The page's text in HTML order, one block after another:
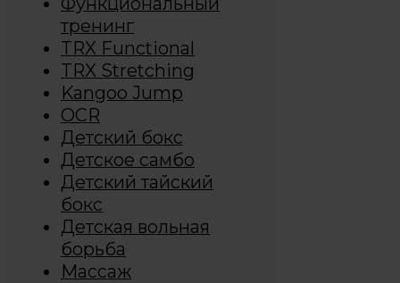
тренинг
TRX Functional
TRX Stretching
Kangoo Jump
OCR
Детский бокс
Детское самбо
Детский тайский
бокс
Детская вольная
борьба
Массаж